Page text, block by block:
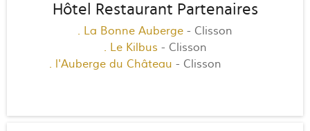
Hôtel Restaurant Partenaires
. La Bonne Auberge - Clisson
. Le Kilbus - Clisson
. l'Auberge du Château - Clisson